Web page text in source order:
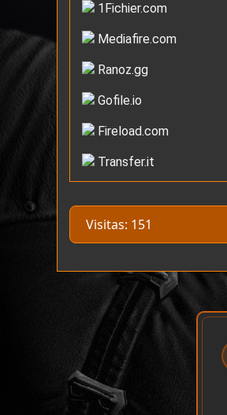
1Fichier.com
Mediafire.com
Ranoz.gg
Gofile.io
Fireload.com
Transfer.it
Visitas: 151